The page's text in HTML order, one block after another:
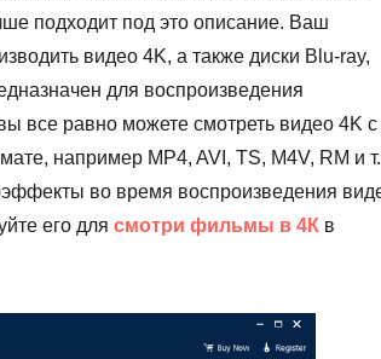
подходит под это описание. Ваш
видео 4K, а также диски Blu-ray,
для воспроизведения
все равно можете смотреть видео 4K с
например MP4, AVI, TS, M4V, RM и
во время воспроизведения
его для смотри фильмы в 4К в